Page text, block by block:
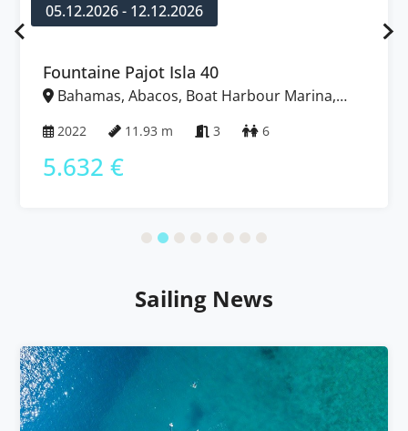
05.12.2026 - 12.12.2026
Fountaine Pajot Isla 40
Bahamas, Abacos, Boat Harbour Marina,
2022 11.93 m 3 6
5.632 €
Sailing News